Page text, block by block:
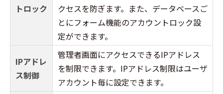
トロック
クセスを防ぎます。また、データベースご
とにフォーム機能のアカウントロック設
定ができます。
IPアドレ
ス制御
管理者画面にアクセスできるIPアドレス
を制限できます。IPアドレス制限はユーザ
アカウント毎に設定できます。